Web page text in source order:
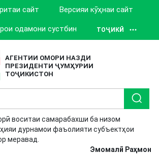
сайт Версияи кӯҳнаи сайт
одамони сустбин ТОҶИКӢ
АГЕНТИИ ОМОРИ НАЗДИ
ПРЕЗИДЕНТИ ҶУМҲУРИИ
ТОҶИКИСТОН
воситаи самарабахши ба низом
дурнамои фаъолияти субъектҳои
меравад.
Эмомалӣ Раҳмон